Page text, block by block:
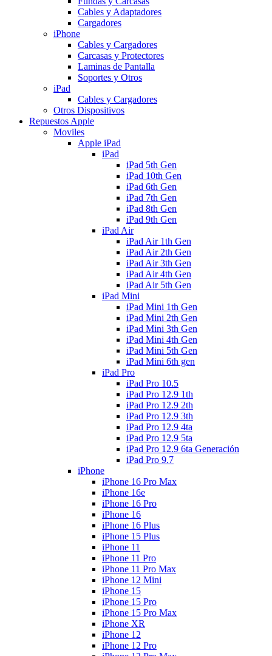
Cables y Adaptadores
Cargadores
iPhone
Cables y Cargadores
Carcasas y Protectores
Laminas de Pantalla
Soportes y Otros
iPad
Cables y Cargadores
Otros Dispositivos
Repuestos Apple
Moviles
Apple iPad
iPad
iPad 5th Gen
iPad 10th Gen
iPad 6th Gen
iPad 7th Gen
iPad 8th Gen
iPad 9th Gen
iPad Air
iPad Air 1th Gen
iPad Air 2th Gen
iPad Air 3th Gen
iPad Air 4th Gen
iPad Air 5th Gen
iPad Mini
iPad Mini 1th Gen
iPad Mini 2th Gen
iPad Mini 3th Gen
iPad Mini 4th Gen
iPad Mini 5th Gen
iPad Mini 6th gen
iPad Pro
iPad Pro 10.5
iPad Pro 12.9 1th
iPad Pro 12.9 2th
iPad Pro 12.9 3th
iPad Pro 12.9 4ta
iPad Pro 12.9 5ta
iPad Pro 12.9 6ta Generación
iPad Pro 9.7
iPhone
iPhone 16 Pro Max
iPhone 16e
iPhone 16 Pro
iPhone 16
iPhone 16 Plus
iPhone 15 Plus
iPhone 11
iPhone 11 Pro
iPhone 11 Pro Max
iPhone 12 Mini
iPhone 15
iPhone 15 Pro
iPhone 15 Pro Max
iPhone XR
iPhone 12
iPhone 12 Pro